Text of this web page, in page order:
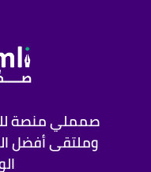
صمملي منصة
وملتقى أفضل